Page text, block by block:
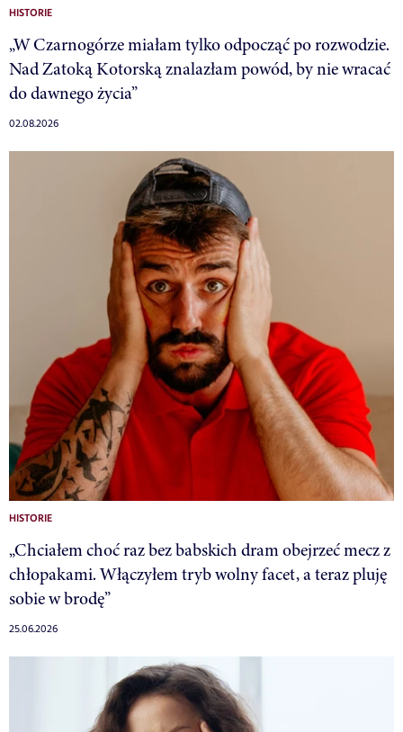
HISTORIE
„W Czarnogórze miałam tylko odpocząć po rozwodzie.
Nad Zatoką Kotorską znalazłam powód, by nie wracać
do dawnego życia”
02.08.2026
HISTORIE
„Chciałem choć raz bez babskich dram obejrzeć mecz z
chłopakami. Włączyłem tryb wolny facet, a teraz pluję
sobie w brodę”
25.06.2026